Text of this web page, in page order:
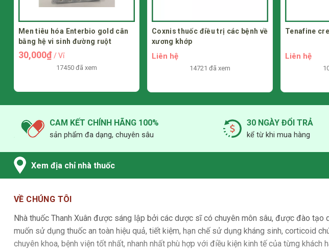
Men tiêu hóa Enterbio gold cân
bằng hệ vi sinh đường ruột
30,000₫/ Vỉ
17450 đã xem
Coxnis thuốc điều trị các bệnh về
xương khớp
Liên hệ
14721 đã xem
Tenafine
Liên hệ
CAM KẾT CHÍNH HÃNG 100%
sản phẩm đa dạng, chuyên sâu
30 NGÀY ĐỔI TRẢ
kể từ khi mua hàng
Xem địa chỉ nhà thuốc
VỀ CHÚNG TÔI
Nhà thuốc Thanh Xuân được sáng lập bởi các dược sĩ có chuyên môn sâu, được đào
muốn sử dụng thuốc an toàn hiệu quả, tiết kiệm, hạn chế sử dụng kháng sinh, corticoid
chuyên khoa, bệnh viện tốt nhất, nhanh nhất phù hợp với điều kiện kinh tế của từng